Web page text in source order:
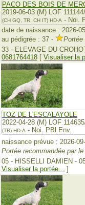
PACO DES BOIS DE
2019-06-03 (M) LOF
(CH GQ, TR, CH IT) HD-A - Noi.
date de naissance : 2026-
au pédigrée : 37 -
Portée
33 - ELEVAGE DU
0681764418 [ Visualiser la
TOZ DE L'ESCALAYOLE
2022-04-28 (M) LOF
(TR) HD-A - Noi. PBl.Env.
naissance prévue : 2026-
Portée recommandée par le
05 - HISSELLI DAMIEN -
Visualiser la portée... ]